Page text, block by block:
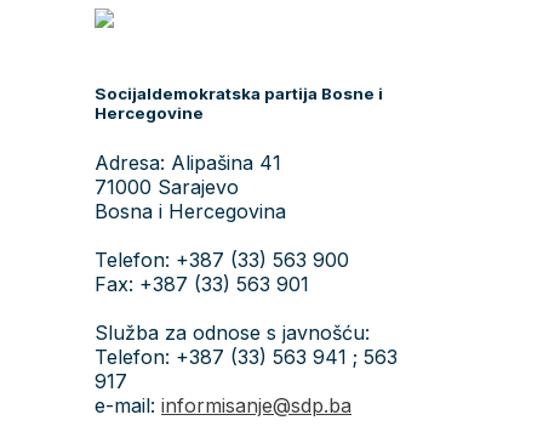
Socijaldemokratska partija Bosne i
Hercegovine
Adresa: Alipašina 41
71000 Sarajevo
Bosna i Hercegovina
Telefon: +387 (33) 563 900
Fax: +387 (33) 563 901
Služba za odnose s javnošću:
Telefon: +387 (33) 563 941 ; 563
917
e-mail: informisanje@sdp.ba